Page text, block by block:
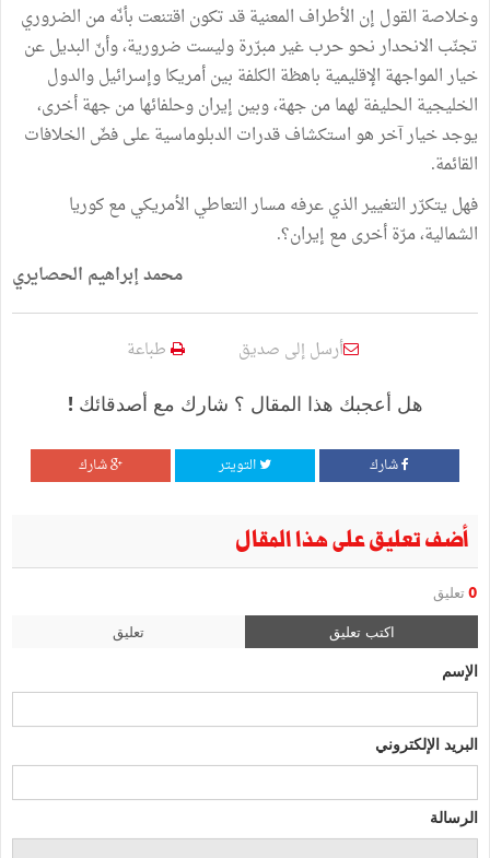
وخلاصة القول إن الأطراف المعنية قد تكون اقتنعت بأنّه من الضروري
تجنّب الانحدار نحو حرب غير مبرّرة وليست ضرورية، وأنّ البديل عن
خيار المواجهة الإقليمية باهظة الكلفة بين أمريكا وإسرائيل والدول
الخليجية الحليفة لهما من جهة، وبين إيران وحلفائها من جهة أخرى،
يوجد خيار آخر هو استكشاف قدرات الدبلوماسية على فضّ الخلافات
القائمة.
فهل يتكرّر التغيير الذي عرفه مسار التعاطي الأمريكي مع كوريا
الشمالية، مرّة أخرى مع إيران؟.
محمد إبراهيم الحصايري
أرسل إلى صديق طباعة
هل أعجبك هذا المقال ؟ شارك مع أصدقائك !
شارك التويتر شارك
أضف تعليق على هذا المقال
0 تعليق
اكتب تعليق تعليق
الإسم
البريد الإلكتروني
الرسالة